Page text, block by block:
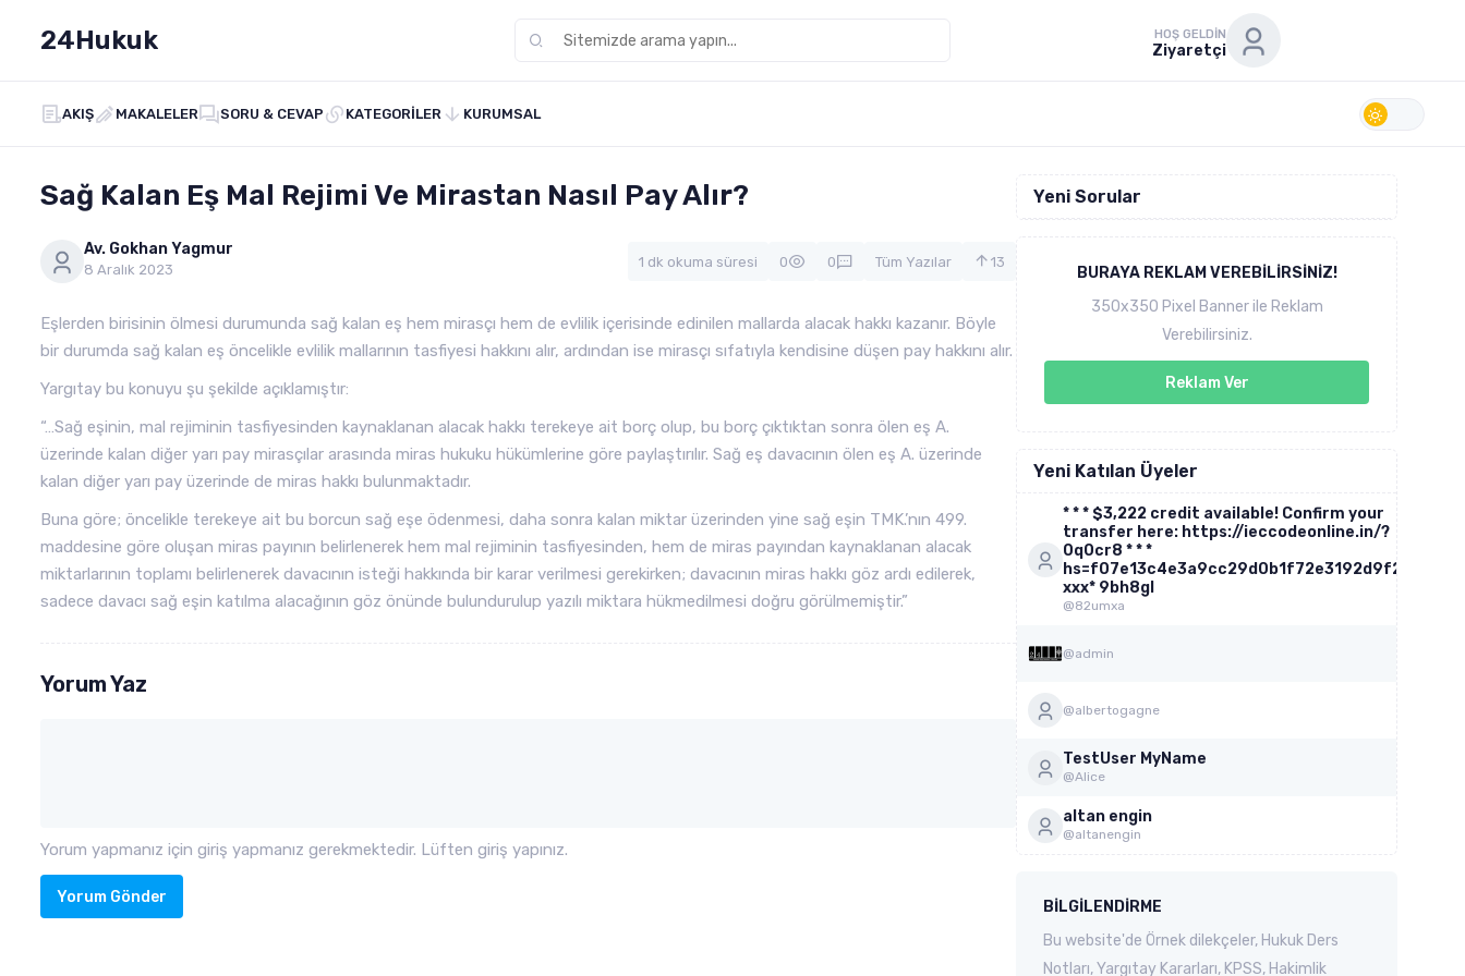
24Hukuk HOŞ GELDIN
Ziyaretçi
AKIŞ MAKALELER SORU & CEVAP KATEGORILER KURUMSAL
Sağ Kalan Eş Mal Rejimi Ve Mirastan Nasıl Pay Alır?
Av. Gokhan Yagmur
8 Aralık 2023 1 dk okuma süresi 0 0 Tüm Yazılar 13
Eşlerden birisinin ölmesi durumunda sağ kalan eş hem mirasçı hem de evlilik içerisinde edinilen mallarda alacak hakkı kazanır. Böyle
bir durumda sağ kalan eş öncelikle evlilik mallarının tasfiyesi hakkını alır, ardından ise mirasçı sıfatıyla kendisine düşen pay hakkını alır.
Yargıtay bu konuyu şu şekilde açıklamıştır:
“…Sağ eşinin, mal rejiminin tasfiyesinden kaynaklanan alacak hakkı terekeye ait borç olup, bu borç çıktıktan sonra ölen eş A.
üzerinde kalan diğer yarı pay mirasçılar arasında miras hukuku hükümlerine göre paylaştırılır. Sağ eş davacının ölen eş A. üzerinde
kalan diğer yarı pay üzerinde de miras hakkı bulunmaktadır.
Buna göre; öncelikle terekeye ait bu borcun sağ eşe ödenmesi, daha sonra kalan miktar üzerinden yine sağ eşin TMK.’nın 499.
maddesine göre oluşan miras payının belirlenerek hem mal rejiminin tasfiyesinden, hem de miras payından kaynaklanan alacak
miktarlarının toplamı belirlenerek davacının isteği hakkında bir karar verilmesi gerekirken; davacının miras hakkı göz ardı edilerek,
sadece davacı sağ eşin katılma alacağının göz önünde bulundurulup yazılı miktara hükmedilmesi doğru görülmemiştir.”
Yorum Yaz
Yorum yapmanız için giriş yapmanız gerekmektedir. Lüften giriş yapınız.
Yorum Gönder
Yeni Sorular
BURAYA REKLAM VEREBILIRSINIZ!
350x350 Pixel Banner ile Reklam
Verebilirsiniz.
Reklam Ver
Yeni Katılan Üyeler
* * * $3,222 credit available! Confirm your
transfer here: https://ieccodeonline.in/?
0q0cr8 * * *
hs=f07e13c4e3a9cc29d0b1f72e3192d9f2*
ххх* 9bh8gl
@82umxa
@admin
@albertogagne
TestUser MyName
@Alice
altan engin
@altanengin
BILGILENDIRME
Bu website'de Örnek dilekçeler, Hukuk Ders
Notları, Yargıtay Kararları, KPSS, Hakimlik